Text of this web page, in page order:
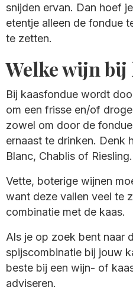
snijden ervan. Dan hoef
etentje alleen de fondue
te zetten.
Welke wijn bij
Bij kaasfondue wordt
om een frisse en/of
zowel om door de
ernaast te drinken. Denk
Blanc, Chablis of Riesling.
Vette, boterige wijnen
want deze vallen veel te
combinatie met de kaas.
Als je op zoek bent naar
spijscombinatie bij jouw
beste bij een wijn- of
adviseren.